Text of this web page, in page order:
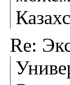
Re: